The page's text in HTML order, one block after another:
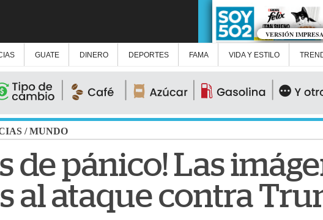
VERSIÓN IMPRESA
GUATE DINERO DEPORTES FAMA VIDA Y ESTILO
/MUNDO
de pánico! Las
al ataque contra